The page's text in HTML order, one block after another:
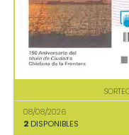
08/08/2026
2 DISPONIBLES